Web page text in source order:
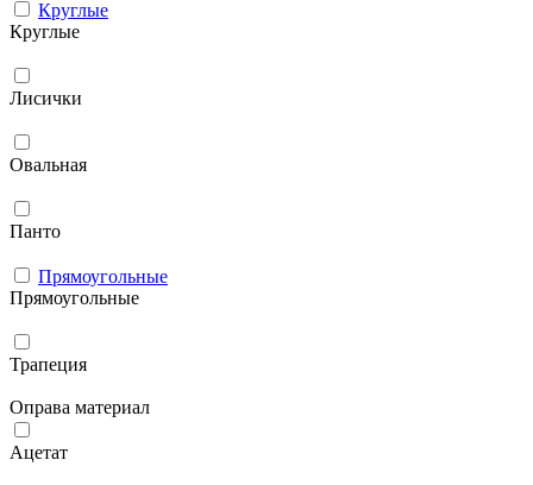
Круглые
Круглые
Лисички
Овальная
Панто
Прямоугольные
Прямоугольные
Трапеция
Оправа материал
Ацетат